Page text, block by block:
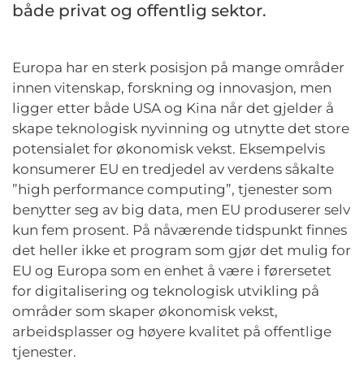
både privat og offentlig sektor.
Europa har en sterk posisjon på mange områder
innen vitenskap, forskning og innovasjon, men
ligger etter både USA og Kina når det gjelder å
skape teknologisk nyvinning og utnytte det store
potensialet for økonomisk vekst. Eksempelvis
konsumerer EU en tredjedel av verdens såkalte
”high performance computing”, tjenester som
benytter seg av big data, men EU produserer selv
kun fem prosent. På nåværende tidspunkt finnes
det heller ikke et program som gjør det mulig for
EU og Europa som en enhet å være i førersetet
for digitalisering og teknologisk utvikling på
områder som skaper økonomisk vekst,
arbeidsplasser og høyere kvalitet på offentlige
tjenester.